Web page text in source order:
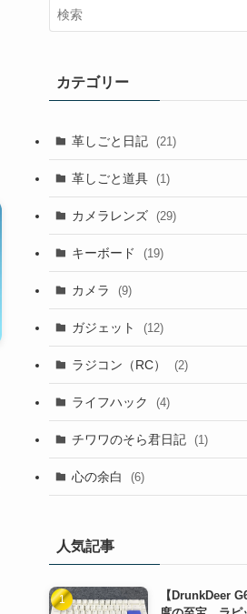
カテゴリー
革しごと日記 (21)
革しごと道具 (1)
カメラレンズ (29)
(8)
(3)
(1)
(1)
(2)
(1)
キーボード (19)
(1)
(3)
(3)
(1)
(1)
(1)
カメラ (9)
(7)
(2)
ガジェット (12)
(1)
ラジコン（RC） (2)
ライフハック (4)
(2)
(2)
チワワのそら君日記 (1)
心の余白 (6)
人気記事
【DrunkDeer